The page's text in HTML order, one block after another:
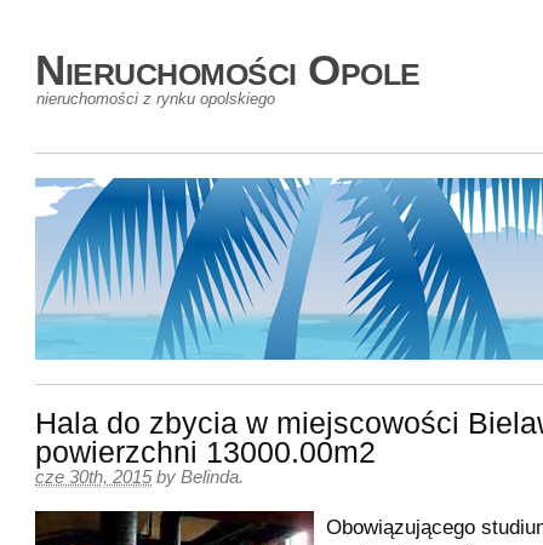
Nieruchomości Opole
nieruchomości z rynku opolskiego
Hala do zbycia w miejscowości
powierzchni 13000.00m2
cze 30th, 2015 by Belinda.
Obowiązującego